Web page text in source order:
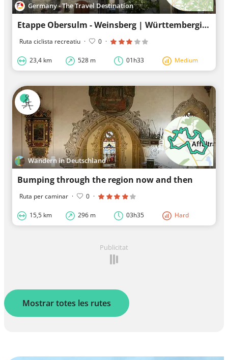
Germany - The Travel Destination
Etappe Obersulm - Weinsberg | Württembergischer Weinwanderweg
Ruta ciclista recreatiu · 0 ·
23,4 km 528 m 01h33 Medium
Wandern in Deutschland
Bumping through the region now and then
Ruta per caminar · 0 ·
15,5 km 296 m 03h35 Hard
Publicitat
Mostrar totes les rutes